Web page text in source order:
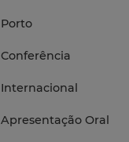
Porto
Conferência
Internacional
Apresentação Oral